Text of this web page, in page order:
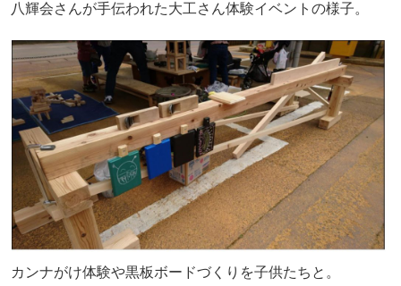
八輝会さんが手伝われた大工さん体験イベントの様子。
カンナがけ体験や黒板ボードづくりを子供たちと。